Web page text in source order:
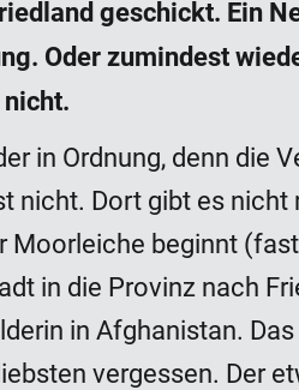
geschickt. Ein
Oder zumindest
in Ordnung, denn die
nicht. Dort gibt es nicht
Moorleiche beginnt
in die Provinz nach
in Afghanistan.
vergessen. Der